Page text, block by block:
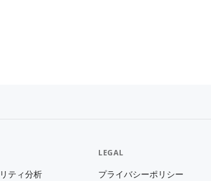
ティ分析
LEGAL
プライバシーポリシー